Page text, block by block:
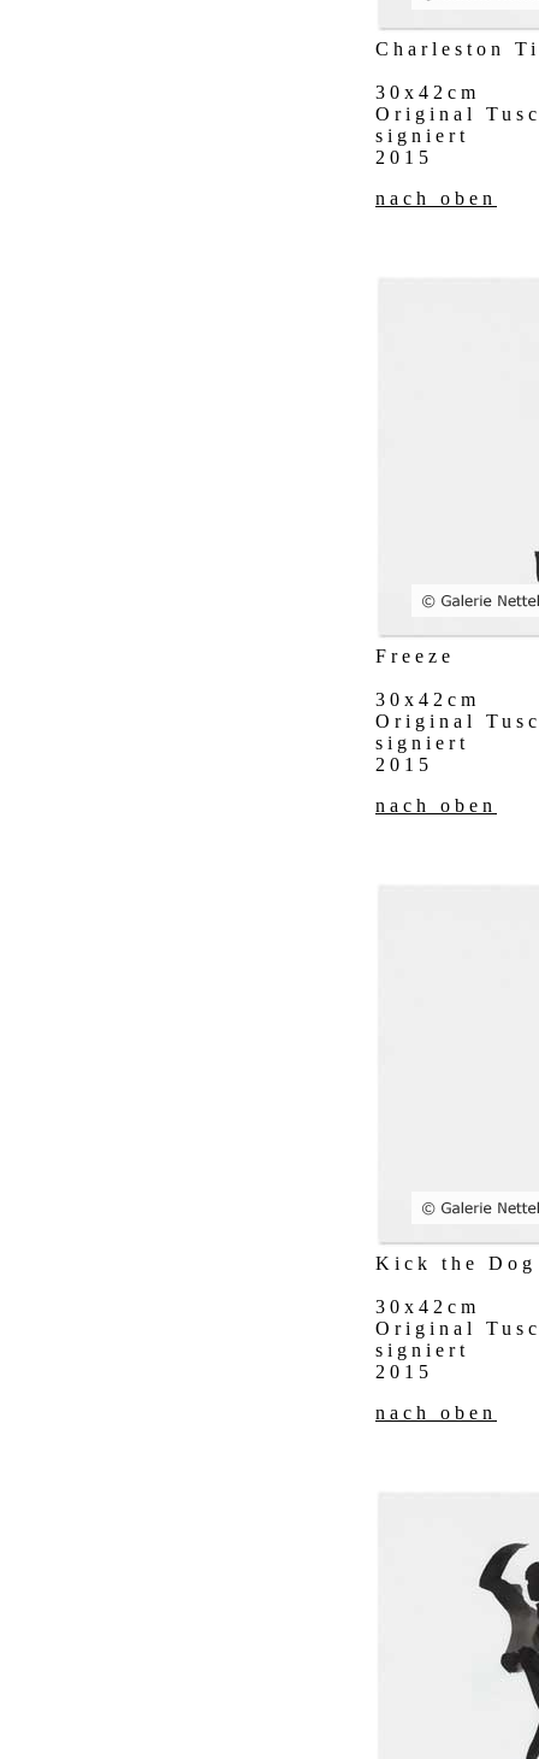
Charleston
30x42cm
Original
signiert
2015
nach oben
Freeze
30x42cm
Original
signiert
2015
nach oben
Kick the Dog
30x42cm
Original
signiert
2015
nach oben